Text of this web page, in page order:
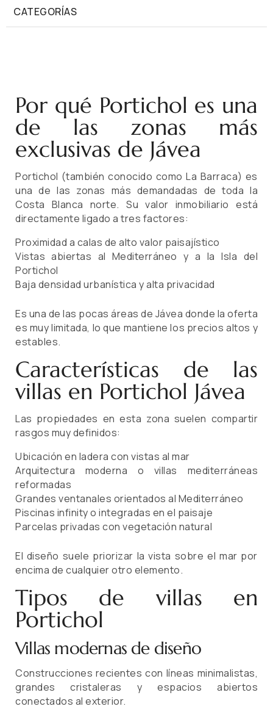
CATEGORÍAS
Por qué Portichol es una
de las zonas más
exclusivas de Jávea
Portichol (también conocido como La Barraca) es
una de las zonas más demandadas de toda la
Costa Blanca norte. Su valor inmobiliario está
directamente ligado a tres factores:
Proximidad a calas de alto valor paisajístico
Vistas abiertas al Mediterráneo y a la Isla del
Portichol
Baja densidad urbanística y alta privacidad
Es una de las pocas áreas de Jávea donde la oferta
es muy limitada, lo que mantiene los precios altos y
estables.
Características de las
villas en Portichol Jávea
Las propiedades en esta zona suelen compartir
rasgos muy definidos:
Ubicación en ladera con vistas al mar
Arquitectura moderna o villas mediterráneas
reformadas
Grandes ventanales orientados al Mediterráneo
Piscinas infinity o integradas en el paisaje
Parcelas privadas con vegetación natural
El diseño suele priorizar la vista sobre el mar por
encima de cualquier otro elemento.
Tipos de villas en
Portichol
Villas modernas de diseño
Construcciones recientes con líneas minimalistas,
grandes cristaleras y espacios abiertos
conectados al exterior.